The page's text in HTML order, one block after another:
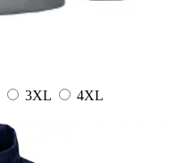
3XL
4XL